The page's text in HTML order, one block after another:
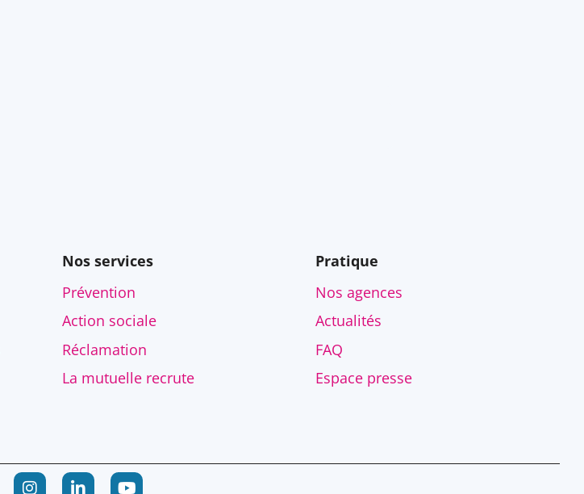
Nos services
Prévention
Action sociale
Réclamation
La mutuelle recrute
Pratique
Nos agences
Actualités
FAQ
Espace presse